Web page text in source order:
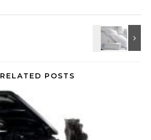
RELATED POSTS